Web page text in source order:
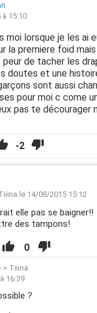
à 15:10
moi lorsque je les ai
la premiere foid
peur de tacher les
doutes et une
sont aussi
pour moi c come
pas te décourager
-2
le 14/08/2015 15:12
elle pas se baigner!!
des tampons!
0
> Tiiina
16:39
?